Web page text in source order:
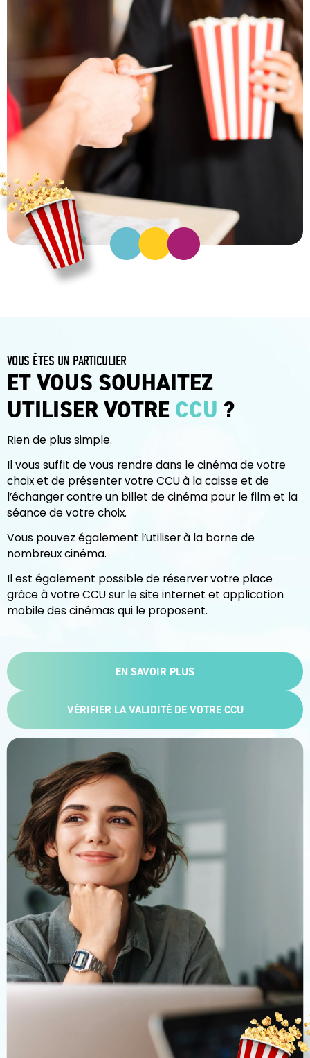
VOUS ÊTES UN PARTICULIER
ET VOUS SOUHAITEZ
UTILISER VOTRE CCU ?
Rien de plus simple.
Il vous suffit de vous rendre dans le cinéma de votre
choix et de présenter votre CCU à la caisse et de
l’échanger contre un billet de cinéma pour le film et la
séance de votre choix.
Vous pouvez également l’utiliser à la borne de
nombreux cinéma.
Il est également possible de réserver votre place
grâce à votre CCU sur le site internet et application
mobile des cinémas qui le proposent.
EN SAVOIR PLUS
VÉRIFIER LA VALIDITÉ DE VOTRE CCU